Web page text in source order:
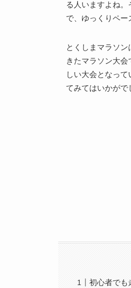
る人いますよね
で、ゆっくりペー
とくしまマラソ
きたマラソン大
しい大会となっ
てみてはいかがで
初心者でも